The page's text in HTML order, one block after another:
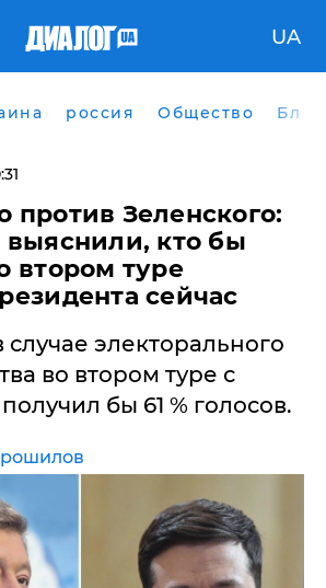
UA
россия Общество
против Зеленского:
выяснили, кто бы
втором туре
сейчас
электорального
во втором туре с
бы 61 % голосов.